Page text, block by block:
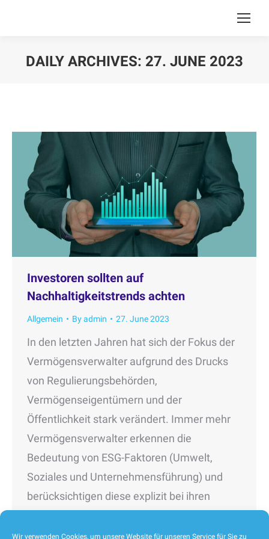
Wir verwenden Cookies, um unsere Website für unseren Service für Sie zu
DAILY ARCHIVES: 27. JUNE 2023
Investoren sollten auf
Nachhaltigkeitstrends achten
Allgemein Byadmin 27. June 2023
In den letzten Jahren hat sich der Fokus der
Vermögensverwalter aufgrund des Drucks
von Regulierungsbehörden,
Vermögenseigentümern und der
Öffentlichkeit stark verändert. Immer mehr
Vermögensverwalter erkennen die
Bedeutung von ESG-Faktoren (Umwelt,
Soziales und Unternehmensführung) und
berücksichtigen diese explizit bei ihren
Überbegriffe eine zentrale Rolle: